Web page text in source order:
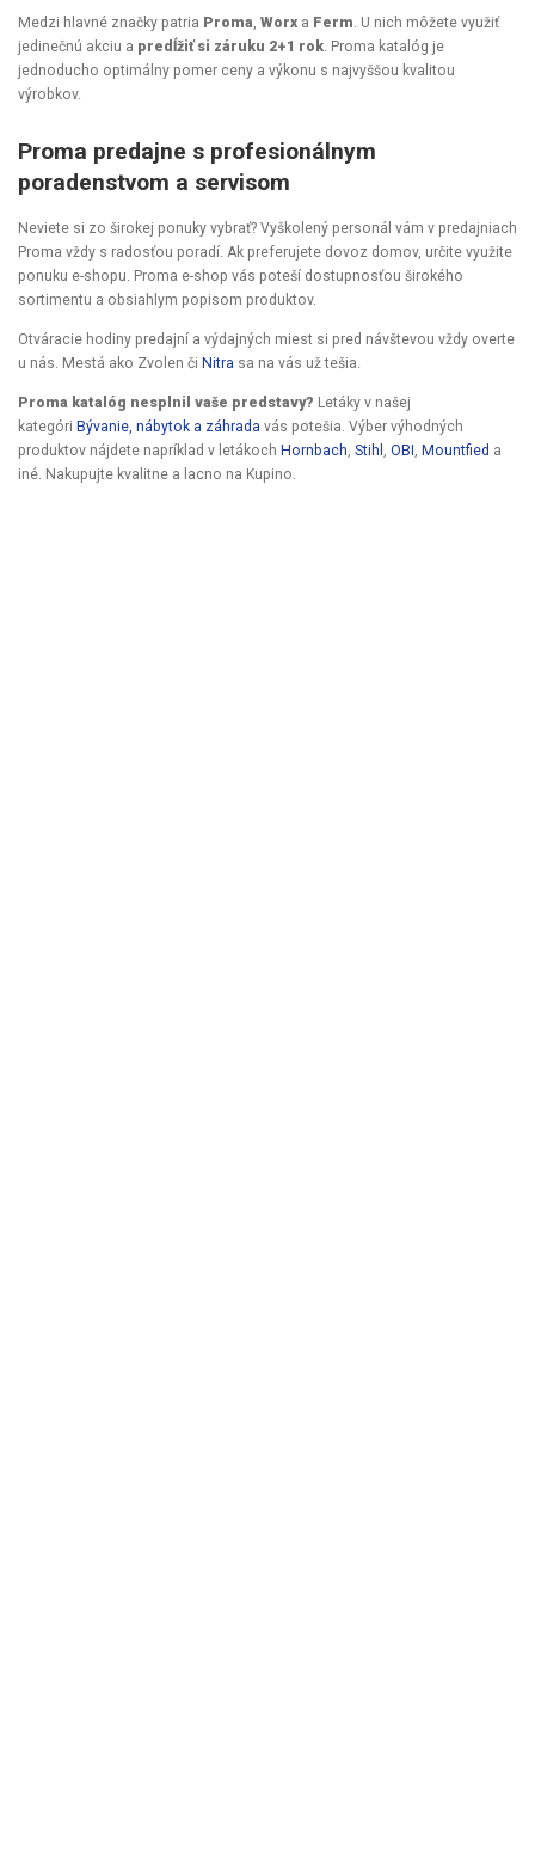
Medzi hlavné značky patria Proma Worx a Ferm . U nich môžete využiť
jedinečnú akciu a predĺžiť si záruku 2+1 rok . Proma katalóg je
jednoducho optimálny pomer ceny a výkonu s najvyššou kvalitou
výrobkov.
Proma predajne s profesionálnym
poradenstvom a servisom
Neviete si zo širokej ponuky vybrať? Vyškolený personál vám v predajniach
Proma vždy s radosťou poradí. Ak preferujete dovoz domov, určite využite
ponuku e-shopu. Proma e-shop vás poteší dostupnosťou širokého
sortimentu a obsiahlym popisom produktov.
Otváracie hodiny predajní a výdajných miest si pred návštevou vždy overte
u nás. Mestá ako Zvolen či Nitra sa na vás už tešia.
Proma katalóg nesplnil vaše predstavy? Letáky v našej
kategóri Bývanie, nábytok a záhrada vás potešia. Výber výhodných
produktov nájdete napríklad v letákoch Hornbach Stihl OBI Mountfied a
iné. Nakupujte kvalitne a lacno na Kupino.